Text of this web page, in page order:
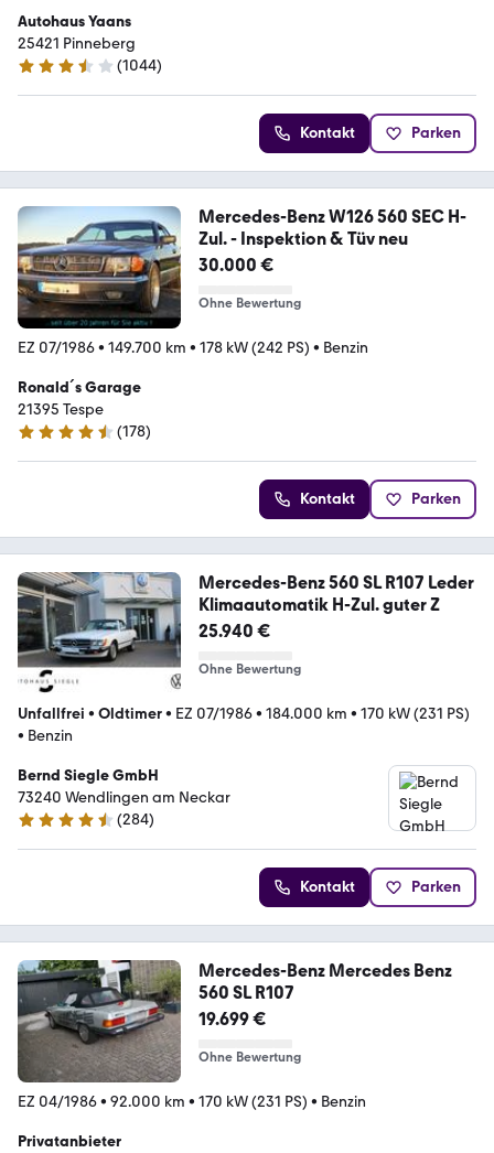
Autohaus Yaans
25421 Pinneberg
3.7 Sterne
(1044)
Kontakt Parken
Mercedes-Benz W126 560 SEC H-
Zul. - Inspektion & Tüv neu
30.000 €
Ohne Bewertung
EZ 07/1986• 149.700 km • 178 kW (242 PS) • Benzin
Ronald´s Garage
21395 Tespe
4.7 Sterne
(178)
Kontakt Parken
Mercedes-Benz 560 SL R107 Leder
Klimaautomatik H-Zul. guter Z
25.940 €
Ohne Bewertung
Unfallfrei • Oldtimer• EZ 07/1986• 184.000 km • 170 kW (231 PS)
• Benzin
Bernd Siegle GmbH
73240 Wendlingen am Neckar
4.3 Sterne
(284)
Kontakt Parken
Mercedes-Benz Mercedes Benz
560 SL R107
19.699 €
Ohne Bewertung
EZ 04/1986• 92.000 km • 170 kW (231 PS) • Benzin
Privatanbieter